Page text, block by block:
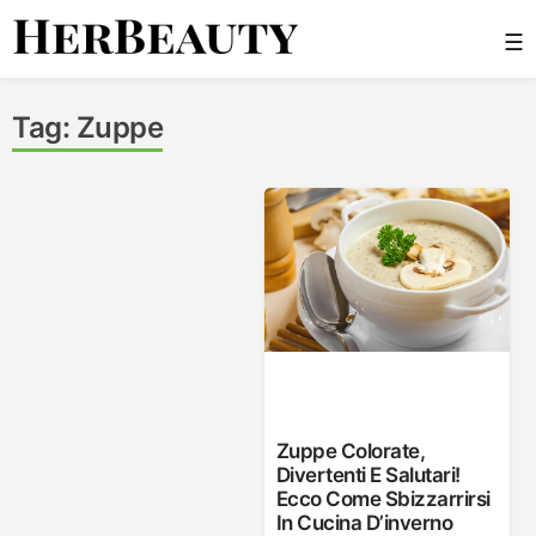
Skip
☰
Tag: Zuppe
Zuppe Colorate,
Divertenti E Salutari!
Ecco Come Sbizzarrirsi
In Cucina D’inverno